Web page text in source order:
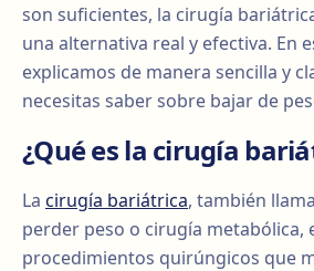
son suficientes, la cirugía
una alternativa real y efectiva. En
explicamos de manera sencilla y
necesitas saber sobre bajar de
¿Qué es la cirugía
La cirugía bariátrica, también
perder peso o cirugía metabólica,
procedimientos quirúngicos que